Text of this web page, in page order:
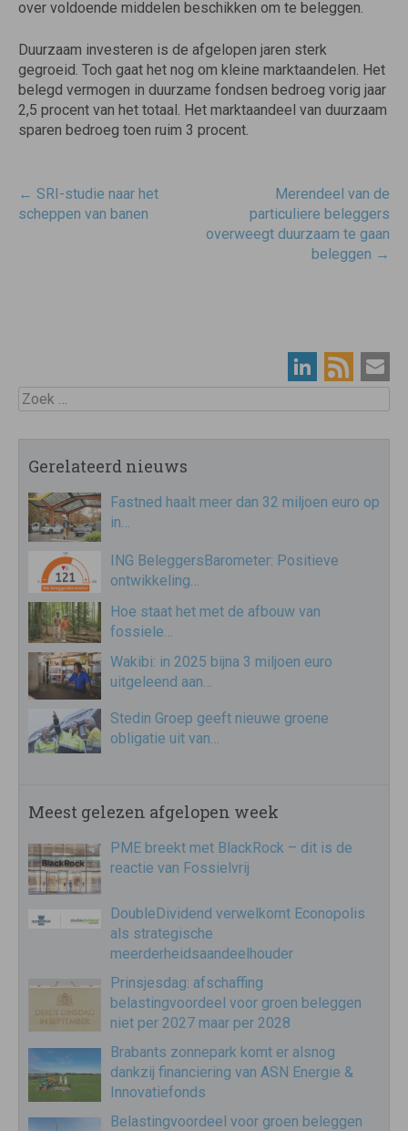
over voldoende middelen beschikken om te beleggen.
Duurzaam investeren is de afgelopen jaren sterk
gegroeid. Toch gaat het nog om kleine marktaandelen. Het
belegd vermogen in duurzame fondsen bedroeg vorig jaar
2,5 procent van het totaal. Het marktaandeel van duurzaam
sparen bedroeg toen ruim 3 procent.
Post
navigatie
← SRI-studie naar het
scheppen van banen
Merendeel van de
particuliere beleggers
overweegt duurzaam te gaan
beleggen →
Zoek
Gerelateerd nieuws
Fastned haalt meer dan 32 miljoen euro op
in…
ING BeleggersBarometer: Positieve
ontwikkeling…
Hoe staat het met de afbouw van
fossiele…
Wakibi: in 2025 bijna 3 miljoen euro
uitgeleend aan…
Stedin Groep geeft nieuwe groene
obligatie uit van…
Meest gelezen afgelopen week
PME breekt met BlackRock – dit is de
reactie van Fossielvrij
DoubleDividend verwelkomt Econopolis
als strategische
meerderheidsaandeelhouder
Prinsjesdag: afschaffing
belastingvoordeel voor groen beleggen
niet per 2027 maar per 2028
Brabants zonnepark komt er alsnog
dankzij financiering van ASN Energie &
Innovatiefonds
Belastingvoordeel voor groen beleggen